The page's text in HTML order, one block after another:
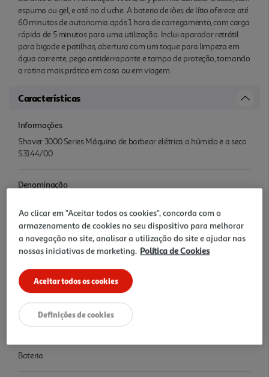
espuma ou gel, e até no d uche. A bateria de iões de lítio oferece até
60 minutos de autonomia após 1 hora de carregamento, com carga
rápida de 5 minutos para uma utilização. Inclui aparador retrátil
para bigode e patilhas, abertura com um toque para limpeza em
água corrente, pega antiderrapante e tampa de proteção, tornando
a rotina mais prática em casa ou em viagem.
Características
Informações
Shaver 3000 Series Máquina de barbear elétrica a húmido e a seco
S3144/00
Denominação
Nome e Morada
Philips Consumer Lifestyle B.V. Tussendiepen 4 Drachten 9206 AD
Precauções Utilização
Ler instruções
Bateria
Ao clicar em "Aceitar todos os cookies", concorda com o
armazenamento de cookies no seu dispositivo para melhorar
a navegação no site, analisar a utilização do site e ajudar nas
nossas iniciativas de marketing. Política de Cookies
Aceitar todos os cookies
Definições de cookies